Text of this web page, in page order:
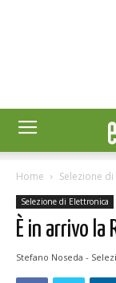
Home Selezione
Selezione di Elettronica
È in arrivo la
Stefano Noseda -